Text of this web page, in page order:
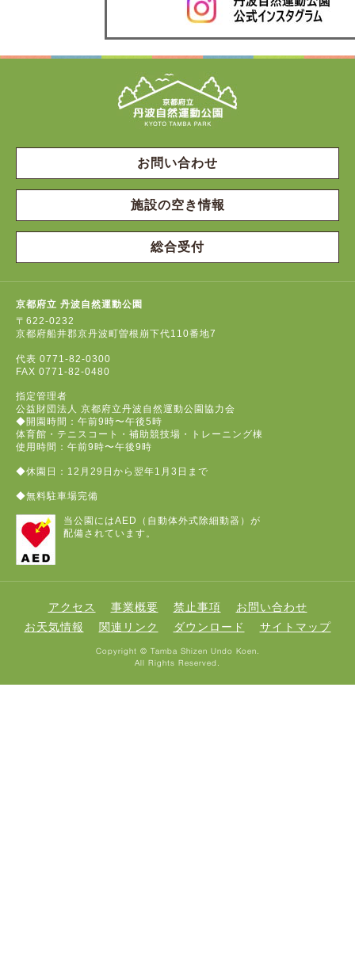
お問い合わせ
施設の空き情報
総合受付
京都府立 丹波自然運動公園
〒622-0232
京都府船井郡京丹波町曽根崩下代110番地7
代表 0771-82-0300
FAX 0771-82-0480
指定管理者
公益財団法人 京都府立丹波自然運動公園協力会
◆開園時間：午前9時〜午後5時
体育館・テニスコート・補助競技場・トレーニング棟
使用時間：午前9時〜午後9時
◆休園日：12月29日から翌年1月3日まで
◆無料駐車場完備
当公園にはAED（自動体外式除細動器）が
配備されています。
アクセス 事業概要 禁止事項
お問い合わせ
お天気情報
関連リンク ダウンロード サイトマップ
Copyright © Tamba Shizen Undo Koen.
All Rights Reserved.